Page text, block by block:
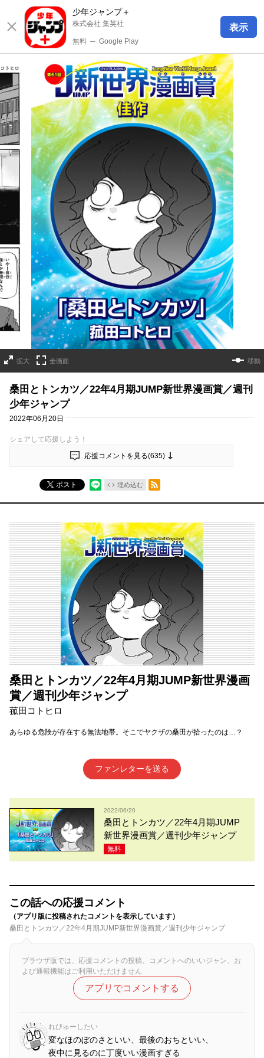
少年ジャンプ＋
株式会社 集英社
無料 ─ Google Play
表示
拡大 全画面 移動
桑田とトンカツ／22年4月期JUMP新世界漫画賞／週刊
少年ジャンプ
2022年06月20日
シェアして応援しよう！
応援コメントを見る(635)
ポスト 埋め込む
RSSフィード
桑田とトンカツ／22年4月期JUMP新世界漫画
賞／週刊少年ジャンプ
菰田コトヒロ
あらゆる危険が存在する無法地帯。そこでヤクザの桑田が拾ったのは…？
ファンレターを送る
2022/06/20
桑田とトンカツ／22年4月期JUMP
新世界漫画賞／週刊少年ジャンプ
無料
この話への応援コメント
（アプリ版に投稿されたコメントを表示しています）
桑田とトンカツ／22年4月期JUMP新世界漫画賞／週刊少年ジャンプ
ブラウザ版では、応援コメントの投稿、コメントへのいいジャン、お
よび通報機能はご利用いただけません
アプリでコメントする
れびゅーしたい
変なほのぼのさといい、最後のおちといい、
夜中に見るのに丁度いい漫画すぎる